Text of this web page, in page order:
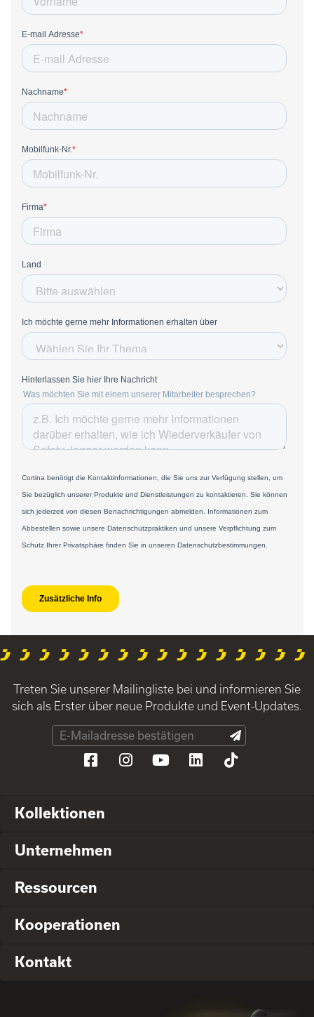
Treten Sie unserer Mailingliste bei und informieren Sie
sich als Erster über neue Produkte und Event-Updates.
Kollektionen
Unternehmen
Ressourcen
Kooperationen
Kontakt